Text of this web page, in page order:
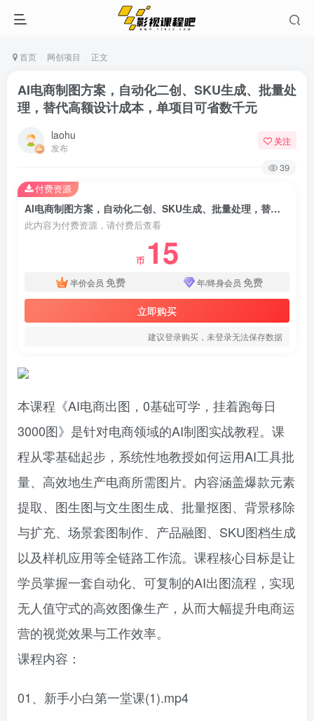
首页 网创项目 正文
AI电商制图方案，自动化二创、SKU生成、批量处
理，替代高额设计成本，单项目可省数千元
laohu
发布
关注
39
AI电商制图方案，自动化二创、SKU生成、批量处理，替代高额设计成本，单项目可省数千元
此内容为付费资源，请付费后查看
币 15
半价会员 免费 年/终身会员 免费
立即购买
建议登录购买，未登录无法保存数据
付费资源
本课程《AI电商出图，0基础可学，挂着跑每日
3000图》是针对电商领域的AI制图实战教程。课
程从零基础起步，系统性地教授如何运用AI工具批
量、高效地生产电商所需图片。内容涵盖爆款元素
提取、图生图与文生图生成、批量抠图、背景移除
与扩充、场景套图制作、产品融图、SKU图档生成
以及样机应用等全链路工作流。课程核心目标是让
学员掌握一套自动化、可复制的AI出图流程，实现
无人值守式的高效图像生产，从而大幅提升电商运
营的视觉效果与工作效率。
课程内容：
01、新手小白第一堂课(1).mp4